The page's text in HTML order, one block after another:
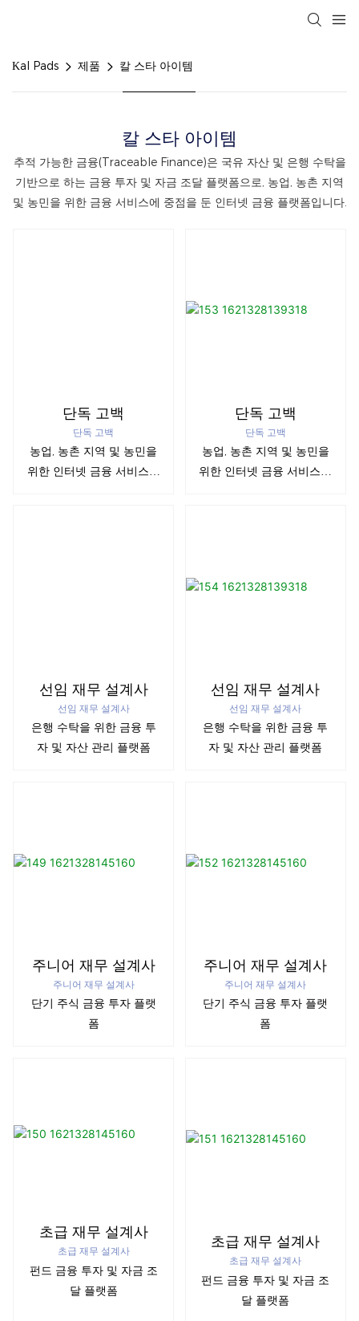
Kal Pads 제품 칼 스타 아이템
칼 스타 아이템
추적 가능한 금융(Traceable Finance)은 국유 자산 및 은행 수탁을
기반으로 하는 금융 투자 및 자금 조달 플랫폼으로, 농업, 농촌 지역
및 농민을 위한 금융 서비스에 중점을 둔 인터넷 금융 플랫폼입니다.
단독 고백
단독 고백
농업, 농촌 지역 및 농민을
위한 인터넷 금융 서비스에
단독 고백
단독 고백
농업, 농촌 지역 및 농민을
위한 인터넷 금융 서비스에
선임 재무 설계사
선임 재무 설계사
은행 수탁을 위한 금융 투
자 및 자산 관리 플랫폼
선임 재무 설계사
선임 재무 설계사
은행 수탁을 위한 금융 투
자 및 자산 관리 플랫폼
주니어 재무 설계사
주니어 재무 설계사
단기 주식 금융 투자 플랫
폼
주니어 재무 설계사
주니어 재무 설계사
단기 주식 금융 투자 플랫
폼
초급 재무 설계사
초급 재무 설계사
펀드 금융 투자 및 자금 조
달 플랫폼
초급 재무 설계사
초급 재무 설계사
펀드 금융 투자 및 자금 조
달 플랫폼